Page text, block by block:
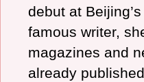
debut at
famous writer,
magazines and
already